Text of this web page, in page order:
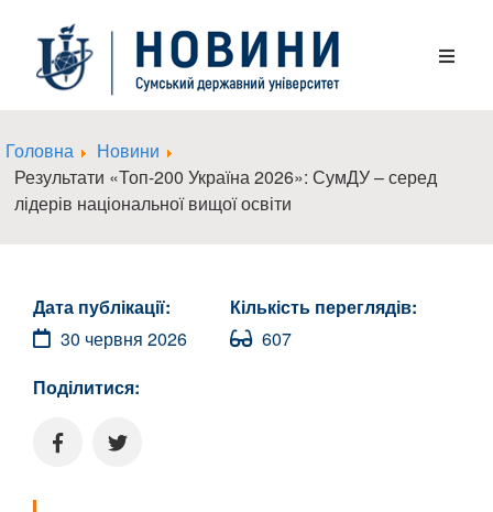
Головна
Новини
Результати «Топ-200 Україна 2026»: СумДУ – серед
лідерів національної вищої освіти
Дата публікації:
30 червня 2026
Кількість переглядів:
607
Поділитися: